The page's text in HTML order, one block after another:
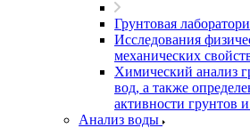
Грунтовая
Исследования
механических
Химический анализ
вод, а также
активности грунтов
Анализ воды